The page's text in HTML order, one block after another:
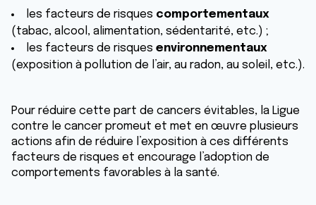
les facteurs de risques comportementaux
(tabac, alcool, alimentation, sédentarité, etc.) ;
les facteurs de risques environnementaux
(exposition à pollution de l’air, au radon, au soleil, etc.).
Pour réduire cette part de cancers évitables, la Ligue
contre le cancer promeut et met en œuvre plusieurs
actions afin de réduire l’exposition à ces différents
facteurs de risques et encourage l’adoption de
comportements favorables à la santé.